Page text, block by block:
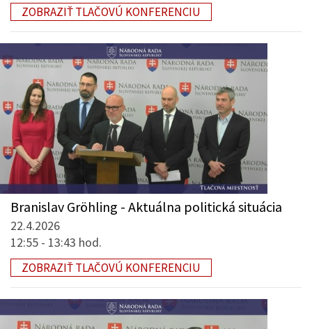
ZOBRAZIŤ TLAČOVÚ KONFERENCIU
Branislav Gröhling - Aktuálna politická situácia
22.4.2026
12:55 - 13:43 hod.
ZOBRAZIŤ TLAČOVÚ KONFERENCIU